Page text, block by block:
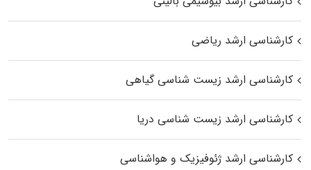
کارشناسی ارشد ریاضی
کارشناسی ارشد زیست‌ شناسی گیاهی
کارشناسی ارشد زیست‌ شناسی دریا
کارشناسی ارشد ژئوفیزیک و هواشناسی